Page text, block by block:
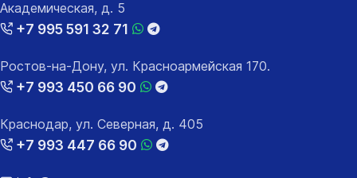
Академическая, д. 5
+7 995 591 32 71
Ростов-на-Дону, ул. Красноармейская 170.
+7 993 450 66 90
Краснодар, ул. Северная, д. 405
+7 993 447 66 90